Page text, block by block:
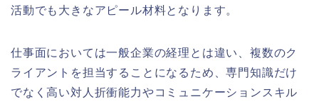
活動でも大きなアピール材料となります。
仕事面においては一般企業の経理とは違い、複数のク
ライアントを担当することになるため、専門知識だけ
でなく高い対人折衝能力やコミュニケーションスキル